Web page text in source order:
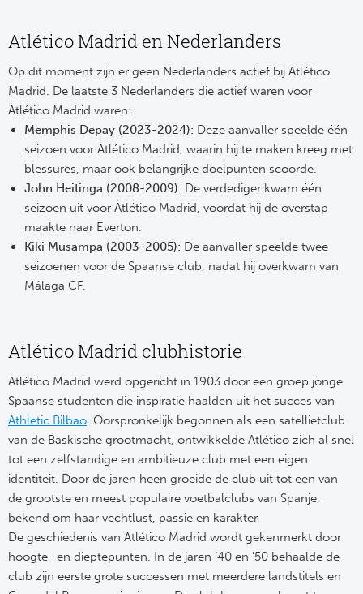
Atlético Madrid en Nederlanders
Op dit moment zijn er geen Nederlanders actief bij Atlético
Madrid. De laatste 3 Nederlanders die actief waren voor
Atlético Madrid waren:
Memphis Depay (2023-2024): Deze aanvaller speelde één
seizoen voor Atlético Madrid, waarin hij te maken kreeg met
blessures, maar ook belangrijke doelpunten scoorde.
John Heitinga (2008-2009): De verdediger kwam één
seizoen uit voor Atlético Madrid, voordat hij de overstap
maakte naar Everton.
Kiki Musampa (2003-2005): De aanvaller speelde twee
seizoenen voor de Spaanse club, nadat hij overkwam van
Málaga CF.
Atlético Madrid clubhistorie
Atlético Madrid werd opgericht in 1903 door een groep jonge
Spaanse studenten die inspiratie haalden uit het succes van
Athletic Bilbao. Oorspronkelijk begonnen als een satellietclub
van de Baskische grootmacht, ontwikkelde Atlético zich al snel
tot een zelfstandige en ambitieuze club met een eigen
identiteit. Door de jaren heen groeide de club uit tot een van
de grootste en meest populaire voetbalclubs van Spanje,
bekend om haar vechtlust, passie en karakter.
De geschiedenis van Atlético Madrid wordt gekenmerkt door
hoogte- en dieptepunten. In de jaren ’40 en ’50 behaalde de
club zijn eerste grote successen met meerdere landstitels en